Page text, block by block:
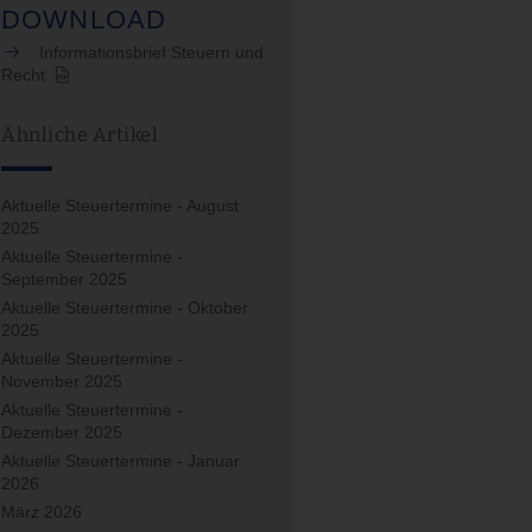
DOWNLOAD
Informationsbrief Steuern und
Recht
Ähnliche Artikel
Aktuelle Steuertermine - August
2025
Aktuelle Steuertermine -
September 2025
Aktuelle Steuertermine - Oktober
2025
Aktuelle Steuertermine -
November 2025
Aktuelle Steuertermine -
Dezember 2025
Aktuelle Steuertermine - Januar
2026
März 2026